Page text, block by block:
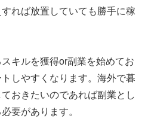
れば放置していても勝手に稼
キルを獲得or副業を始めてお
しやすくなります。海外で暮
おきたいのであれば副業とし
要があります。